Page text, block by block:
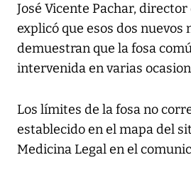
José Vicente Pachar,
explicó que esos dos nuevos
demuestran que la fosa
intervenida en varias
Los límites de la fosa no
establecido en el mapa del
Medicina Legal en el